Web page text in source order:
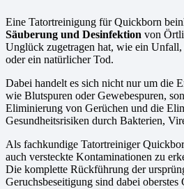
Eine Tatortreinigung für Quickborn
Säuberung und Desinfektion von
Unglück zugetragen hat, wie ein
oder ein natürlicher Tod.
Dabei handelt es sich nicht nur um die
wie Blutspuren oder Gewebespuren,
Eliminierung von Gerüchen und die
Gesundheitsrisiken durch Bakterien,
Als fachkundige Tatortreiniger
auch versteckte Kontaminationen zu
Die komplette Rückführung der
Geruchsbeseitigung sind dabei oberstes